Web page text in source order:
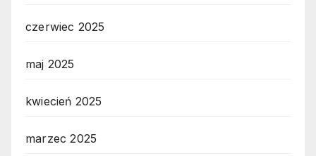
czerwiec 2025
maj 2025
kwiecień 2025
marzec 2025